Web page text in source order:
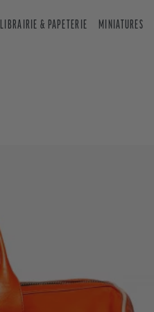
LIBRAIRIE & PAPETERIE MINIATURES